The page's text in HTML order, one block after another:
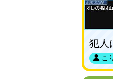
犯人
こ